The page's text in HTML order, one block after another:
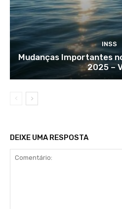
INSS
Mudanças Importantes
2025 –
DEIXE UMA RESPOSTA